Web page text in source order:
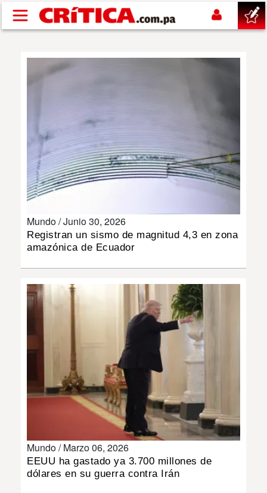
Pasar al contenido principal
SUCESOS
POLÍTICA
SHOW
DEPORTES
INSÓLITAS
Mundo /Junio 30, 2026
Registran un sismo de magnitud 4,3 en zona
amazónica de Ecuador
Mundo /Marzo 06, 2026
EEUU ha gastado ya 3.700 millones de
dólares en su guerra contra Irán